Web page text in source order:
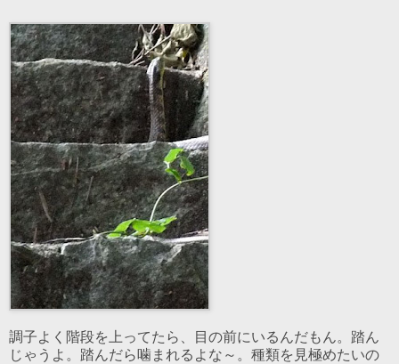
調子よく階段を上ってたら、目の前にいるんだもん。踏ん
じゃうよ。踏んだら噛まれるよな～。種類を見極めたいの